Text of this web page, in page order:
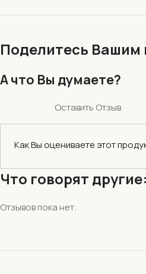
Поделитесь
А что Вы думаете?
Оставить Отзыв
Как Вы оцениваете этот
Что говорят другие:
Отзывов пока нет.